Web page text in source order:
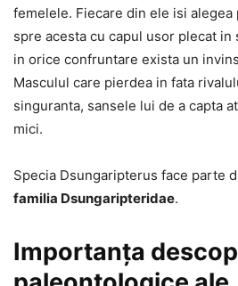
femelele. Fiecare din ele isi
spre acesta cu capul usor plecat in
in orice confruntare exista un
Masculul care pierdea in fata
singuranta, sansele lui de a capta
mici.
Specia Dsungaripterus face parte
familia Dsungaripteridae.
Importanța